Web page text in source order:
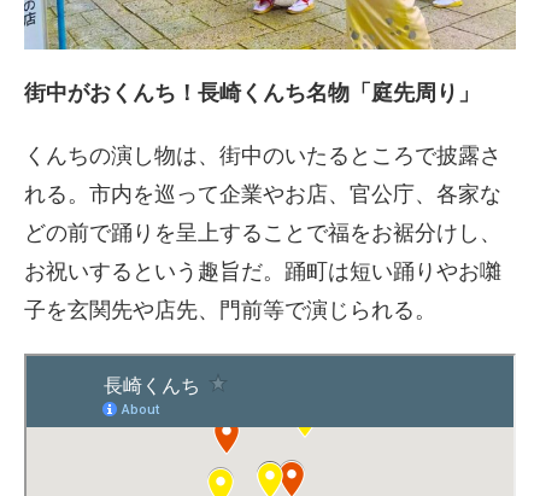
街中がおくんち！長崎くんち名物「庭先周り」
くんちの演し物は、街中のいたるところで披露さ
れる。市内を巡って企業やお店、官公庁、各家な
どの前で踊りを呈上することで福をお裾分けし、
お祝いするという趣旨だ。踊町は短い踊りやお囃
子を玄関先や店先、門前等で演じられる。